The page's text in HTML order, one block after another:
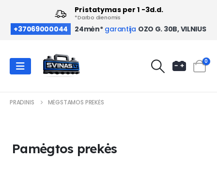
+37069000044 24mėn* garantija OZO G. 30B, VILNIUS
Pristatymas per 1 -3d.d.
*Darbo dienomis
0
PRADINIS MĖGSTAMOS PREKĖS
Pamėgtos prekės